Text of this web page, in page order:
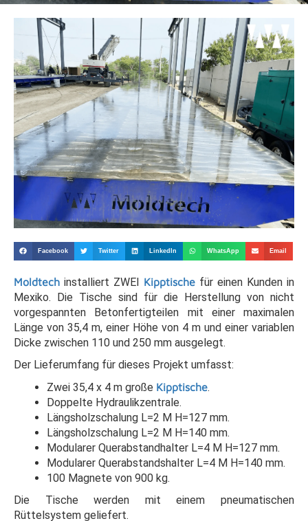
Facebook Twitter LinkedIn WhatsApp Email
Moldtech installiert ZWEI Kipptische für einen Kunden in
Mexiko. Die Tische sind für die Herstellung von nicht
vorgespannten Betonfertigteilen mit einer maximalen
Länge von 35,4 m, einer Höhe von 4 m und einer variablen
Dicke zwischen 110 und 250 mm ausgelegt.
Der Lieferumfang für dieses Projekt umfasst:
Zwei 35,4 x 4 m große Kipptische.
Doppelte Hydraulikzentrale.
Längsholzschalung L=2 M H=127 mm.
Längsholzschalung L=2 M H=140 mm.
Modularer Querabstandhalter L=4 M H=127 mm.
Modularer Querabstandshalter L=4 M H=140 mm.
100 Magnete von 900 kg.
Die Tische werden mit einem pneumatischen
Rüttelsystem geliefert.